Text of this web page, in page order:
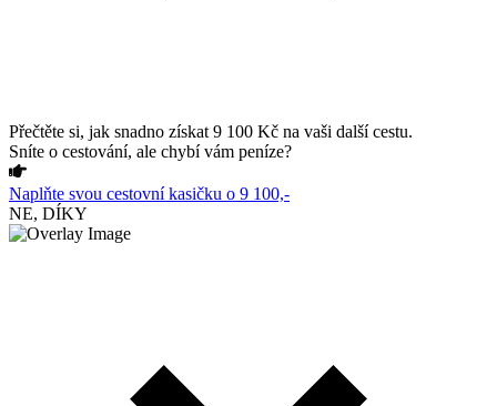
Přečtěte si, jak snadno získat 9 100 Kč na vaši další cestu.
Sníte o cestování, ale chybí vám peníze?
Naplňte svou cestovní kasičku o 9 100,-
NE, DÍKY